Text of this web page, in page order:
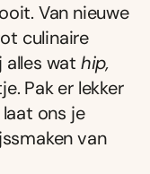
Van nieuwe
culinaire
alles wat hip,
Pak er lekker
ons je
van